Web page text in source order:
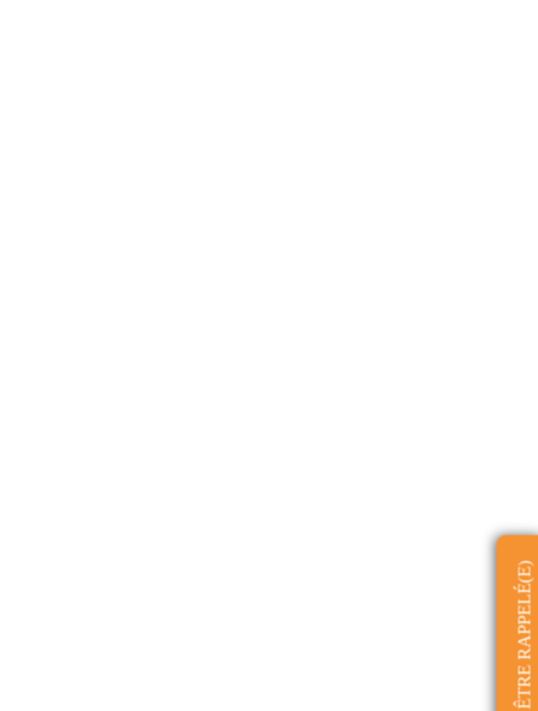
ÊTRE RAPPELÉ(E)